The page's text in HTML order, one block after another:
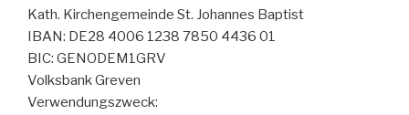
Kath. Kirchengemeinde St. Johannes Baptist
IBAN: DE28 4006 1238 7850 4436 01
BIC: GENODEM1GRV
Volksbank Greven
Verwendungszweck: